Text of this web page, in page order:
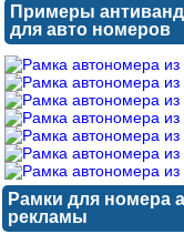
Примеры
для авто номеров
Рамки для номера
рекламы